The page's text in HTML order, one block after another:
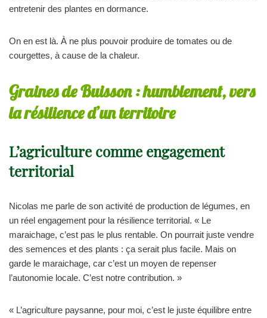
entretenir des plantes en dormance.
On en est là. À ne plus pouvoir produire de tomates ou de
courgettes, à cause de la chaleur.
Graines de Buisson : humblement, vers
la résilience d’un territoire
L’agriculture comme engagement
territorial
Nicolas me parle de son activité de production de légumes, en
un réel engagement pour la résilience territorial. « Le
maraichage, c’est pas le plus rentable. On pourrait juste vendre
des semences et des plants : ça serait plus facile. Mais on
garde le maraichage, car c’est un moyen de repenser
l’autonomie locale. C’est notre contribution. »
« L’agriculture paysanne, pour moi, c’est le juste équilibre entre